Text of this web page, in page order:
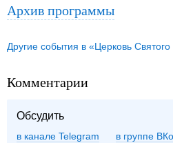
Архив программы
Другие события в «Церковь
Комментарии
Обсудить
в канале Telegram группе